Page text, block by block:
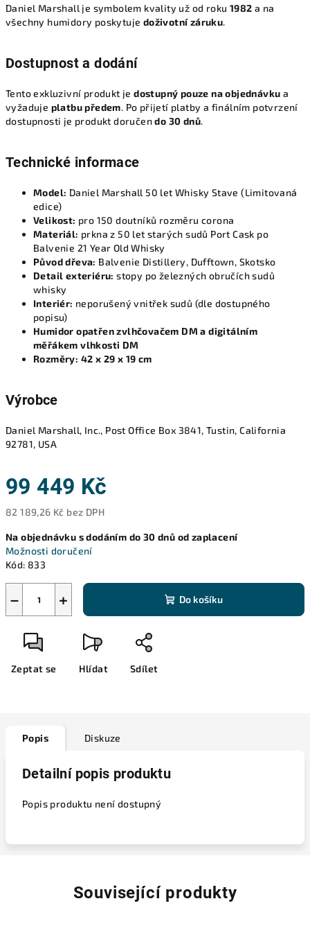
Daniel Marshall je symbolem kvality už od roku 1982 a na
všechny humidory poskytuje doživotní záruku.
Dostupnost a dodání
Tento exkluzivní produkt jedostupný pouze na objednávku a
vyžaduje platbu předem. Po přijetí platby a finálním potvrzení
dostupnosti je produkt doručendo 30 dnů.
Technické informace
Model: Daniel Marshall 50 let Whisky Stave (Limitovaná
edice)
Velikost: pro 150 doutníků rozměru corona
Materiál: prkna z 50 let starých sudů Port Cask po
Balvenie 21 Year Old Whisky
Původ dřeva: Balvenie Distillery, Dufftown, Skotsko
Detail exteriéru: stopy po železných obručích sudů
whisky
Interiér: neporušený vnitřek sudů (dle dostupného
popisu)
Humidor opatřen zvlhčovačem DM a digitálním
měřákem vlhkosti DM
Rozměry: 42 x 29 x 19 cm
Výrobce
Daniel Marshall, Inc., Post Office Box 3841, Tustin, California
92781, USA
99 449 Kč
82 189,26 Kč bez DPH
cena:
Na objednávku s dodáním do 30 dnů od zaplacení
Možnosti doručení
Kód: 833
+
− Do košíku
Zeptat se Hlídat Sdílet
Popis Diskuze
Detailní popis produktu
Popis produktu není dostupný
Související produkty